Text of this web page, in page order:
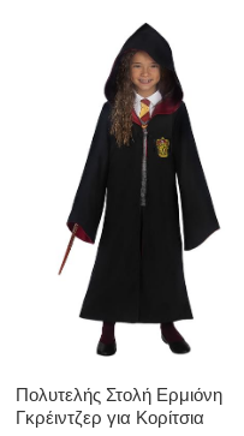
Πολυτελής Στολή Ερμιόνη
Γκρέιντζερ για Κορίτσια